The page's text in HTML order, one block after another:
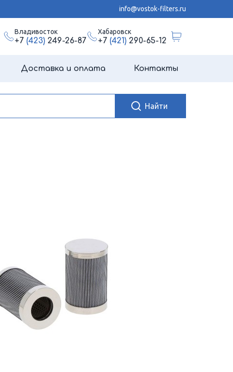
info@vostok-filters.ru
Владивосток
+7 (423)249-26-87
Хабаровск
+7 (421)290-65-12
Доставка и оплата Контакты